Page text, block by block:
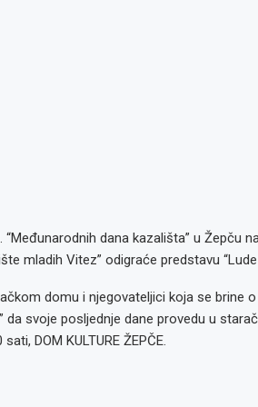
dana kazališta” u Žepču
mladih Vitez” odigraće predstavu
domu i njegovateljici koja se brine
da svoje posljednje dane provedu u
DOM KULTURE ŽEPČE.